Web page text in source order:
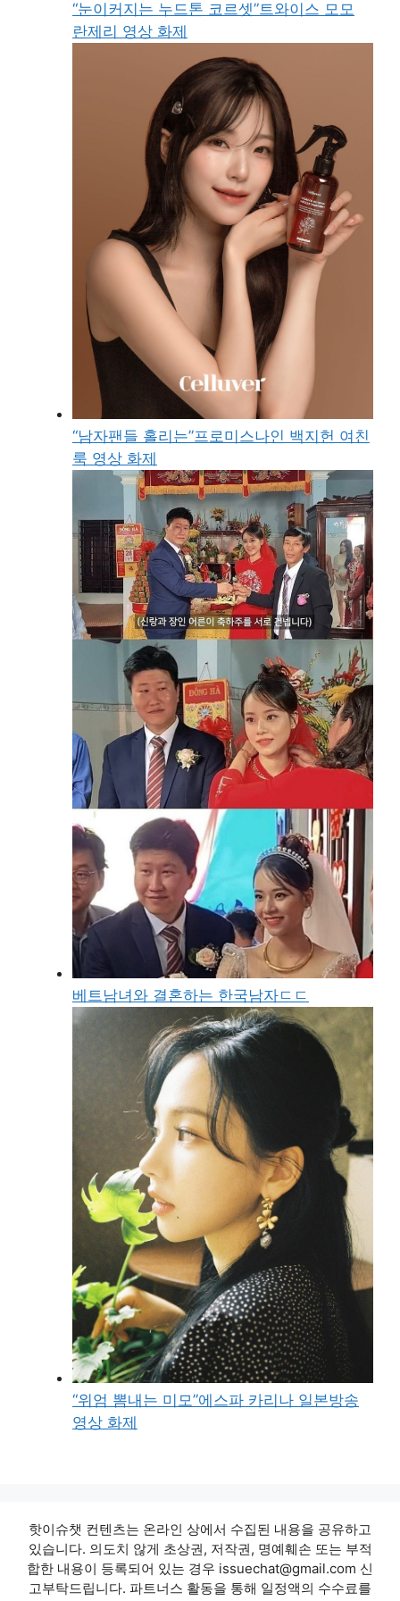
“눈이커지는 누드톤 코르셋”트와이스 모모
란제리 영상 화제
“남자팬들 홀리는”프로미스나인 백지헌 여친
룩 영상 화제
베트남녀와 결혼하는 한국남자ㄷㄷ
“위엄 뽐내는 미모”에스파 카리나 일본방송
영상 화제
핫이슈챗 컨텐츠는 온라인 상에서 수집된 내용을 공유하고
있습니다. 의도치 않게 초상권, 저작권, 명예훼손 또는 부적
합한 내용이 등록되어 있는 경우 issuechat@gmail.com 신
고부탁드립니다. 파트너스 활동을 통해 일정액의 수수료를